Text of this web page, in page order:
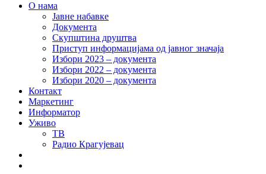
О нама
Јавне набавке
Документа
Скупштина друштва
Приступ информацијама од јавног значаја
Избори 2023 – документа
Избори 2022 – документа
Избори 2020 – документа
Контакт
Маркетинг
Информатор
Уживо
ТВ
Радио Крагујевац